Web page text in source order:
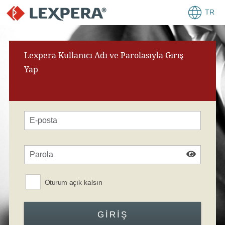
TR
Lexpera Kullanıcı Adı ve Parolasıyla Giriş
Yap
Oturum açık kalsın
GIRIŞ